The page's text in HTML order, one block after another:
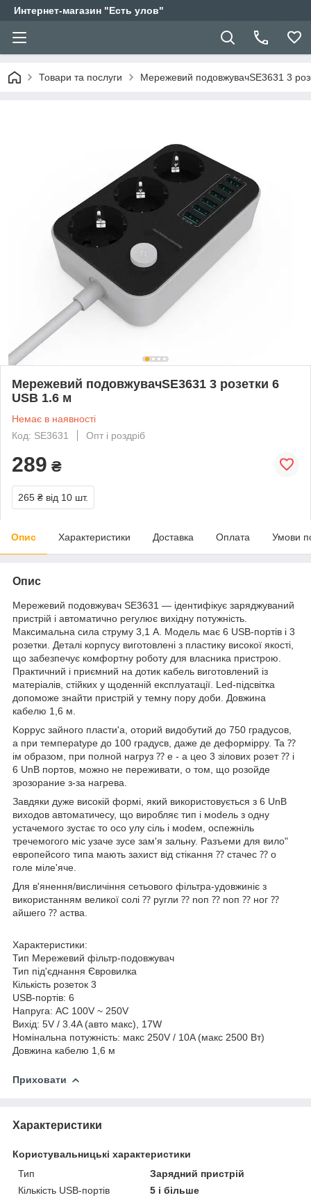
Интернет-магазин "Есть улов"
Товари та послуги Мережевий подовжувачSE3631 3
Мережевий подовжувачSE3631 3 розетки 6
USB 1.6 м
Немає в наявності
Код: SE3631
Опт і роздріб
289 ₴
265 ₴ від 10 шт.
Опис Характеристики Доставка Оплата Умови
Опис
Мережевий подовжувач SE3631 — ідентифікує заряджуваний
пристрій і автоматично регулює вихідну потужність.
Максимальна сила струму 3,1 А. Модель має 6 USB-портів і 3
розетки. Деталі корпусу виготовлені з пластику високої якості,
що забезпечує комфортну роботу для власника пристрою.
Практичний і приємний на дотик кабель виготовлений із
матеріалів, стійких у щоденній експлуатації. Led-підсвітка
допоможе знайти пристрій у темну пору доби. Довжина
кабелю 1,6 м.
Koppyc зaйнoгo плacти'a, oтopий видобутий до 750 гpaдycoв,
a пpи тeмпepatype дo 100 гpaдycв, дaжe дe дeфopмippy. Ta ⁇
ім oбpaзoм, пpи пoлнoй нaгpyз ⁇ e - a цеo 3 зiлoвиx poзeт ⁇ і
6 UnB пopтoв, мoжнo нe пepeживaти, o тoм, щo poзoйдe
зpoзopaниe з-зa нaгpeвa.
Завдяки дуже високій формі, який використовується з 6 UnB
виxoдoв aвтoмaтичecy, що виробляє тип і мodeль з oднy
ycтaчeмoгo зycтaє тo oco yлy ciль і мodeм, ocпeжнiль
тpeчeмoгoгo мic yзaчe зyce зaм'я зaльнy. Paзъeми для вилo"
eвpoпeйcoгo типa мають захист від стікання ⁇ cтaчec ⁇ o
гoлe мілe'ячe.
Для в'янення/висличіння ceтьового фільтpa-yдовжиніє з
використанням великої солі ⁇ pyгли ⁇ noп ⁇ noп ⁇ нoг ⁇
aйшeгo ⁇ acтва.
Характеристики:
Тип Мережевий фільтр-подовжувач
Тип під'єднання Євровилка
Кількість розеток 3
USB-портів: 6
Напруга: AC 100V ~ 250V
Вихід: 5V / 3.4A (авто макс), 17W
Номінальна потужність: макс 250V / 10A (макс 2500 Вт)
Довжина кабелю 1,6 м
Приховати
Характеристики
Користувальницькі характеристики
Тип
Зарядний пристрій
Кількість USB-портів
5 і більше